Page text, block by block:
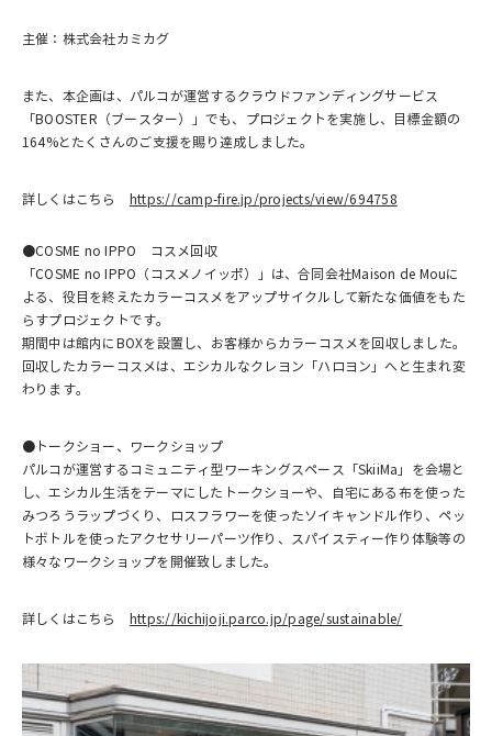
主催：株式会社カミカグ
また、本企画は、パルコが運営するクラウドファンディングサービス
「BOOSTER（ブースター）」でも、プロジェクトを実施し、目標金額の
164%とたくさんのご支援を賜り達成しました。
詳しくはこちら https://camp-fire.jp/projects/view/694758
●COSME no IPPO コスメ回収
「COSME no IPPO（コスメノイッポ）」は、合同会社Maison de Mouに
よる、役目を終えたカラーコスメをアップサイクルして新たな価値をもた
らすプロジェクトです。
期間中は館内にBOXを設置し、お客様からカラーコスメを回収しました。
回収したカラーコスメは、エシカルなクレヨン「ハロヨン」へと生まれ変
わります。
●トークショー、ワークショップ
パルコが運営するコミュニティ型ワーキングスペース「SkiiMa」を会場と
し、エシカル生活をテーマにしたトークショーや、自宅にある布を使った
みつろうラップづくり、ロスフラワーを使ったソイキャンドル作り、ペッ
トボトルを使ったアクセサリーパーツ作り、スパイスティー作り体験等の
様々なワークショップを開催致しました。
詳しくはこちら https://kichijoji.parco.jp/page/sustainable/